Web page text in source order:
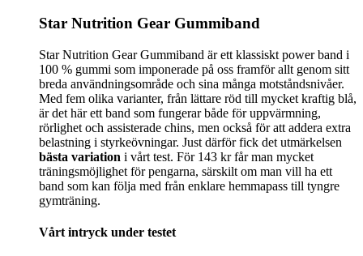
Star Nutrition Gear Gummiband
Star Nutrition Gear Gummiband är ett klassiskt power band i
100 % gummi som imponerade på oss framför allt genom sitt
breda användningsområde och sina många motståndsnivåer.
Med fem olika varianter, från lättare röd till mycket kraftig blå,
är det här ett band som fungerar både för uppvärmning,
rörlighet och assisterade chins, men också för att addera extra
belastning i styrkeövningar. Just därför fick det utmärkelsen
bästa variation i vårt test. För 143 kr får man mycket
träningsmöjlighet för pengarna, särskilt om man vill ha ett
band som kan följa med från enklare hemmapass till tyngre
gymträning.
Vårt intryck under testet